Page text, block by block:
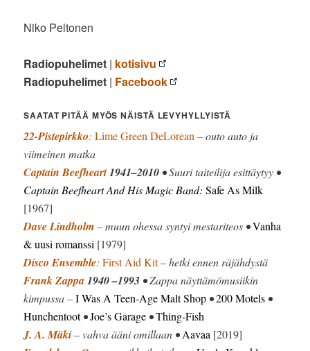
Niko Peltonen
Radiopuhelimet | kotisivu
Radiopuhelimet | Facebook
SAATAT PITÄÄ MYÖS NÄISTÄ LEVYHYLLYISTÄ
22-Pistepirkko:Lime Green DeLorean – outo auto ja
viimeinen matka
Captain Beefheart1941–2010 • Suuri taiteilija esittäytyy •
Captain Beefheart And His Magic Band:Safe As Milk
[1967]
Dave Lindholm– muun ohessa syntyi mestariteos •Vanha
& uusi romanssi [1979]
Disco Ensemble:First Aid Kit– hetki ennen räjähdystä
Frank Zappa1940 –1993 • Zappa näyttämömusiikin
kimpussa –I Was A Teen-Age Malt Shop •200 Motels •
Hunchentoot•Joe’s Garage •Thing-Fish
J. A. Mäki– vahva ääni omillaan •Aavaa [2019]